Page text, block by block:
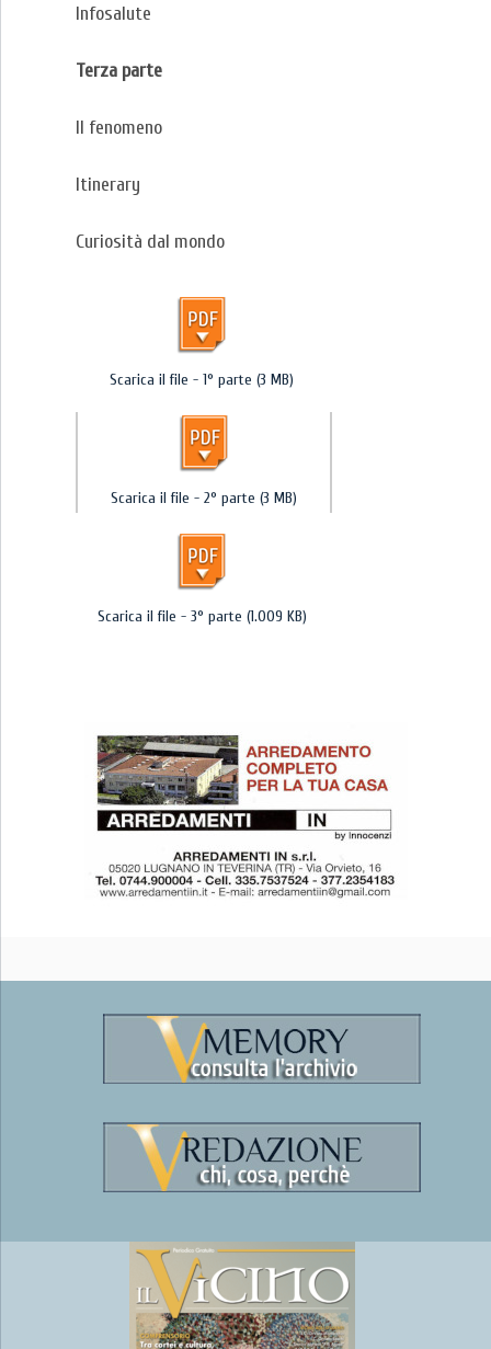
Infosalute
Terza parte
Il fenomeno
Itinerary
Curiosità dal mondo
Scarica il file - 1° parte (3 MB)
Scarica il file - 2° parte (3 MB)
Scarica il file - 3° parte (1.009 KB)